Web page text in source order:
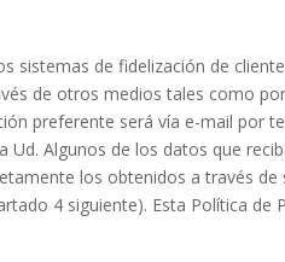
sistemas de fidelización de
de otros medios tales como
preferente será vía e-mail por
Algunos de los datos que
los obtenidos a través de
4 siguiente). Esta Política de